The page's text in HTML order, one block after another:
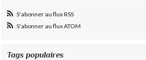
S'abonner au flux RSS
S'abonner au flux ATOM
Tags populaires